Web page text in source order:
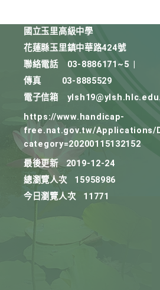
國立玉里高級中學
花蓮縣玉里鎮中華路424號
聯絡電話
03-8886171~5
傳真
03-8885529
電子信箱
https://www.handicap-
free.nat.gov.tw/Applications/
category=20200115132152
最後更新
2019-12-24
總瀏覽人次
15958986
今日瀏覽人次
11771